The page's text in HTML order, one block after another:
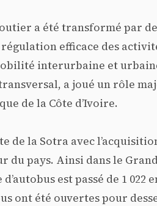
a été transformé par
régulation efficace des
interurbaine et
a joué un rôle
de la Côte d’Ivoire.
de la Sotra avec
du pays. Ainsi dans le
est passé de 1 022
ont été ouvertes pour